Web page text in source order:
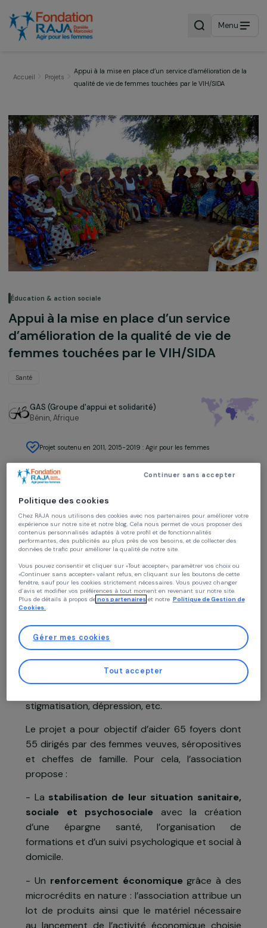
Menu
Appui à la mise en place d’un service d’amélioration
Éducation & action sociale
Appui à la mise en place d’un service
d’amélioration de la qualité de vie de
Santé
GAS (Groupe d'appui et solidarité)
Bénin,Afrique
Projet soutenu en 2011, 2015-2019 : Agir pour les femmes
Présentation du projet
Le projet
Zone semi-rurale située au centre du
Savalou est confrontée à de nombreux défis
prise en charge des
atteintes par le VIH/SIDA. D’un point de
social, l’infection au VIH/SIDA vient aggraver
en situation de précarité. Aux
économiques viennent s’ajouter de
épreuves : rejet, discriminations
Le projet a pour objectif d’aider 65 foyers
55 dirigés par des femmes veuves,
et cheffes de famille. Pour cela,
propose :
- Lastabilisation de leur situation
sociale et psychosocialeavec la
d’une épargne santé, l’organisation
Politique des cookies
Chez RAJA nous utilisons des cookies avec nos partenaires pour améliorer
expérience sur notre site et notre blog. Cela nous permet de vous proposer
contenus personnalisés adaptés à votre profil et de fonctionnalités
performantes, des publicités au plus près de vos besoins, et de collecter des
données de trafic pour améliorer la qualité de notre site.
Vous pouvez consentir et cliquer sur «Tout accepter», paramètrer vos choix ou
«Continuer sans accepter» valant refus, en cliquant sur les boutons de cette
fenêtre, sauf pour les cookies strictement nécessaires. Vous pouvez changer
Plus de détails à propos denos partenaires
Politique de Gestion
Cookies.
Gérer mes cookies
Continuer sans accepter
Tout accepter